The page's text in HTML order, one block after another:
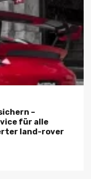
–
für alle
land-rover